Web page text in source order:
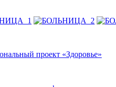
проект «Здоровье»